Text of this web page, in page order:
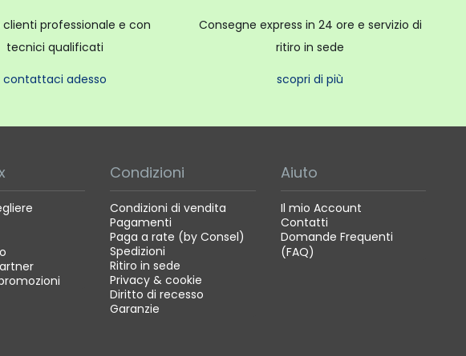
clienti professionale e con
tecnici qualificati
contattaci adesso
Consegne express in 24 ore e servizio di
ritiro in sede
scopri di più
Condizioni
Condizioni di vendita
Pagamenti
Paga a rate (by Consel)
Spedizioni
Ritiro in sede
Privacy & cookie
Diritto di recesso
Garanzie
Aiuto
Il mio Account
Contatti
Domande Frequenti
(FAQ)